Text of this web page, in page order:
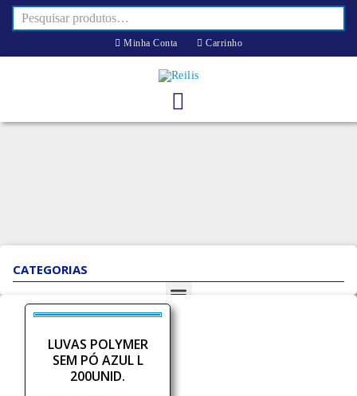
Minha Conta Carrinho
CATEGORIAS
LUVAS POLYMER
SEM PÓ AZUL L
200UNID.